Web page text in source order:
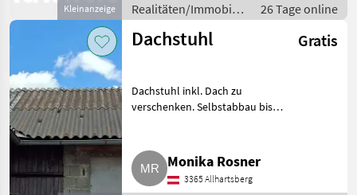
Kleinanzeige
Realitäten/Immobilien
/ Sonstige
Immobilien
26 Tage online
Dachstuhl Gratis
Dachstuhl inkl. Dach zu
verschenken. Selbstabbau bis
Realitäten/Immobilien Sonstige
ImmobilienMonika Rosner
3365 Allhartsberg